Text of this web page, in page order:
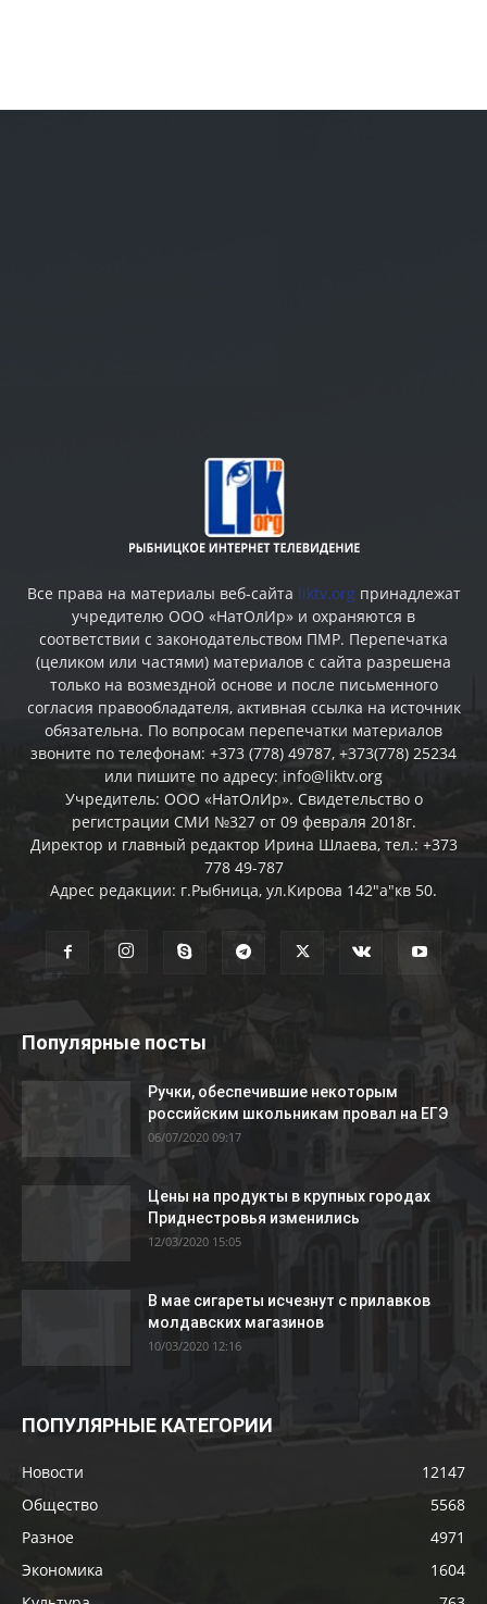
Все права на материалы веб-сайта liktv.org принадлежат
учредителю ООО «НатОлИр» и охраняются в
соответствии с законодательством ПМР. Перепечатка
(целиком или частями) материалов c сайта разрешена
только на возмездной основе и после письменного
согласия правообладателя, активная ссылка на источник
обязательна. По вопросам перепечатки материалов
звоните по телефонам: +373 (778) 49787, +373(778) 25234
или пишите по адресу: info@liktv.org
Учредитель: ООО «НатОлИр». Свидетельство о
регистрации СМИ №327 от 09 февраля 2018г.
Директор и главный редактор Ирина Шлаева, тел.: +373
778 49-787
Адрес редакции: г.Рыбница, ул.Кирова 142"а"кв 50.
Популярные посты
Ручки, обеспечившие некоторым
российским школьникам провал на ЕГЭ
06/07/2020 09:17
Цены на продукты в крупных городах
Приднестровья изменились
12/03/2020 15:05
В мае сигареты исчезнут с прилавков
молдавских магазинов
10/03/2020 12:16
ПОПУЛЯРНЫЕ КАТЕГОРИИ
Новости
12147
Общество
5568
Разное
4971
Экономика
1604